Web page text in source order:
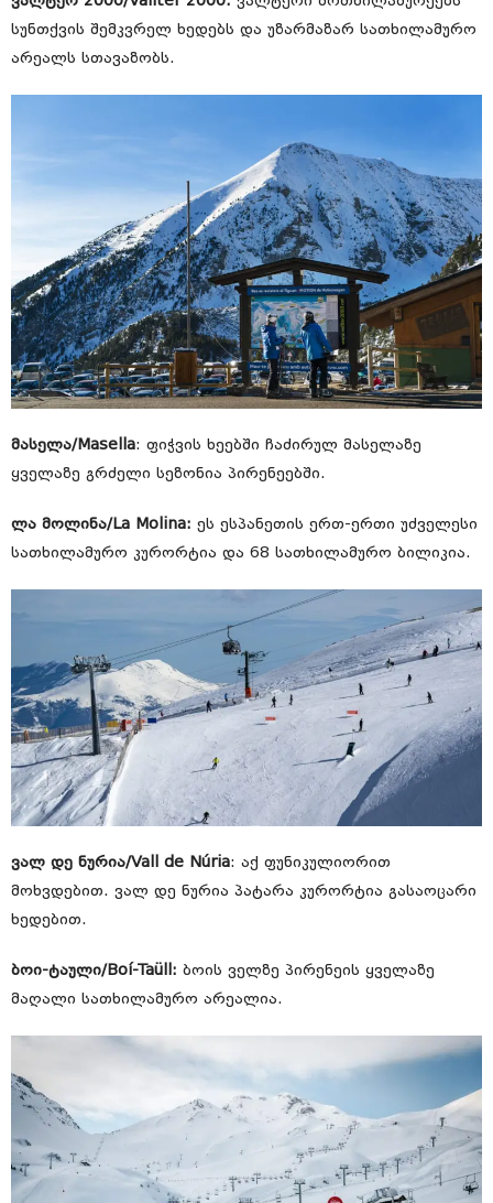
სუნთქვის შემკვრელ ხედებს და უზარმაზარ სათხილამურო
არეალს სთავაზობს.
მასელა/Masella: ფიჭვის ხეებში ჩაძირულ მასელაზე
ყველაზე გრძელი სეზონია პირენეებში.
ლა მოლინა/La Molina: ეს ესპანეთის ერთ-ერთი უძველესი
სათხილამურო კურორტია და 68 სათხილამურო ბილიკია.
ვალ დე ნურია/Vall de Núria: აქ ფუნიკულიორით
მოხვდებით. ვალ დე ნურია პატარა კურორტია გასაოცარი
ხედებით.
ბოი-ტაული/Boí-Taüll: ბოის ველზე პირენეის ყველაზე
მაღალი სათხილამურო არეალია.